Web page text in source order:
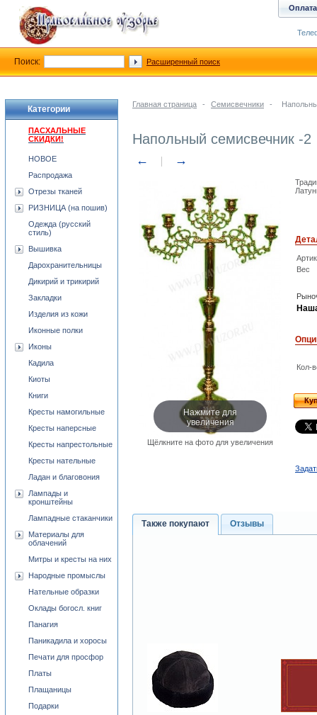
Главная страница - Семисвечники -
Напольный семисвечник -2
← →
Нажмите для
увеличения
Щёлкните на фото для увеличения
Вес
Кол-
Также покупают Отзывы
Категории
ПАСХАЛЬНЫЕ
СКИДКИ!
НОВОЕ
Распродажа
Отрезы тканей
РИЗНИЦА (на пошив)
Одежда (русский
стиль)
Вышивка
Дарохранительницы
Дикирий и трикирий
Закладки
Изделия из кожи
Иконные полки
Иконы
Кадила
Киоты
Книги
Кресты намогильные
Кресты наперсные
Кресты напрестольные
Кресты нательные
Ладан и благовония
Лампады и
кронштейны
Лампадные стаканчики
Материалы для
облачений
Митры и кресты на них
Народные промыслы
Нательные образки
Оклады богосл. книг
Панагия
Паникадила и хоросы
Печати для просфор
Платы
Плащаницы
Подарки
Оплата
Поиск: Расширенный поиск